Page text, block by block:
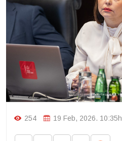
254 19 Feb, 2026. 10:35h